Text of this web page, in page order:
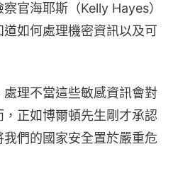
官海耶斯（Kelly Hayes）
如何處理機密資訊以及可
理不當這些敏感資訊會對
正如博爾頓先生剛才承認
們的國家安全置於嚴重危